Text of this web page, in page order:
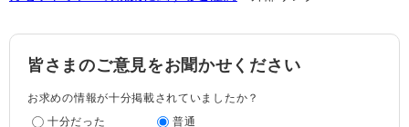
皆さまのご意見をお聞かせください
お求めの情報が十分掲載されていましたか？
十分だった
普通